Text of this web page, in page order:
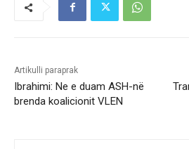
Artikulli paraprak
Ibrahimi: Ne e duam ASH-në
brenda koalicionit VLEN